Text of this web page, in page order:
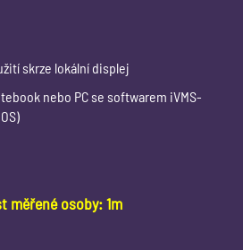
skrze lokální displej
nebo PC se softwarem iVMS-
měřené osoby: 1m